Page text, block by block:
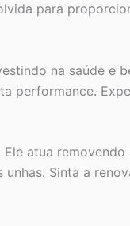
para
na saúde e
performance.
atua
Sinta a